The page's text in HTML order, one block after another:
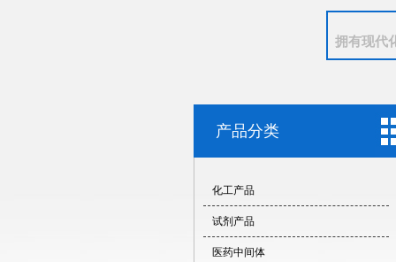
拥有现代
产品分类
化工产品
试剂产品
医药中间体